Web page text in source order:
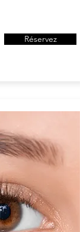
Réservez